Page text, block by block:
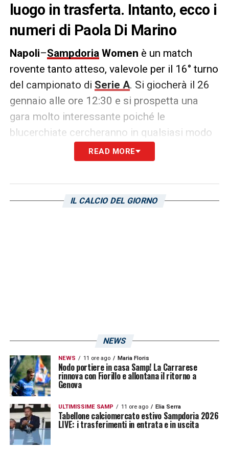
luogo in trasferta. Intanto, ecco i
numeri di Paola Di Marino
Napoli–SampdoriaWomen è un match
rovente tanto atteso, valevole per il 16° turno
del campionato di Serie A. Si giocherà il 26
gennaio alle ore 12:30 e si prospetta una
gara molto interessante poiché le
blucerchiate cercheranno in qualsiasi modo
di sfoderare la miglior prestazione. Dopo
l’ultima giornata, maggiore è la fiducia
Paola Di Marino. Vi riportiamo i suoi numeri
Espulsioni: 0
LA PLAYLIST DELLE NOSTRE TOP NEWS
READ MORE
IL CALCIO DEL GIORNO
NEWS
NEWS 11 ore ago Maria Floris
Nodo portiere in casa Samp! La Carrarese
rinnova con Fiorillo e allontana il ritorno a
Genova
ULTIMISSIME SAMP 11 ore ago Elia Serra
Tabellone calciomercato estivo Sampdoria 2026
LIVE: i trasferimenti in entrata e in uscita